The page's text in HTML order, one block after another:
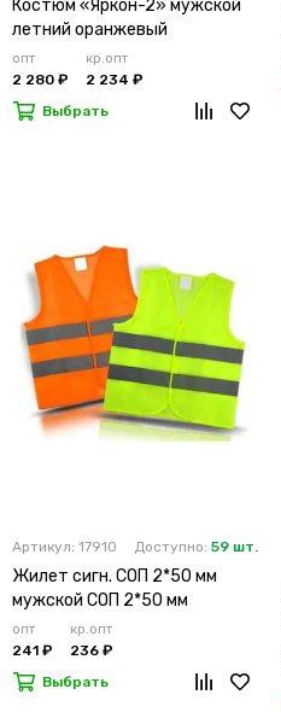
Костюм «Яркон-2» мужской
летний оранжевый
опт
2 280 ₽
кр.опт
2 234 ₽
Выбрать
Артикул: 17910 Доступно: 59 шт.
Жилет сигн. СОП 2*50 мм
мужской СОП 2*50 мм
опт
241 ₽
кр.опт
236 ₽
Выбрать